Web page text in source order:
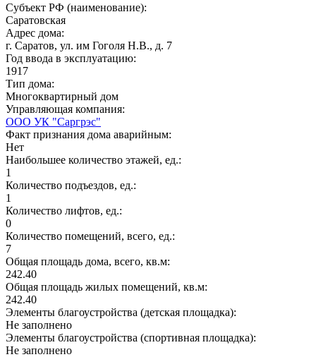
Субъект РФ (наименование):
Саратовская
Адрес дома:
г. Саратов, ул. им Гоголя Н.В., д. 7
Год ввода в эксплуатацию:
1917
Тип дома:
Многоквартирный дом
Управляющая компания:
ООО УК "Саргрэс"
Факт признания дома аварийным:
Нет
Наибольшее количество этажей, ед.:
1
Количество подъездов, ед.:
1
Количество лифтов, ед.:
0
Количество помещений, всего, ед.:
7
Общая площадь дома, всего, кв.м:
242.40
Общая площадь жилых помещений, кв.м:
242.40
Элементы благоустройства (детская площадка):
Не заполнено
Элементы благоустройства (спортивная площадка):
Не заполнено